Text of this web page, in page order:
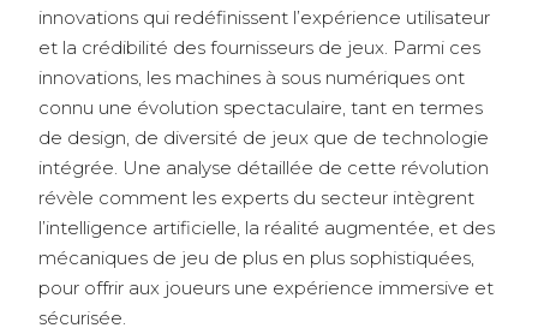
innovations qui redéfinissent l’expérience utilisateur
et la crédibilité des fournisseurs de jeux. Parmi ces
innovations, les machines à sous numériques ont
connu une évolution spectaculaire, tant en termes
de design, de diversité de jeux que de technologie
intégrée. Une analyse détaillée de cette révolution
révèle comment les experts du secteur intègrent
l’intelligence artificielle, la réalité augmentée, et des
mécaniques de jeu de plus en plus sophistiquées,
pour offrir aux joueurs une expérience immersive et
sécurisée.